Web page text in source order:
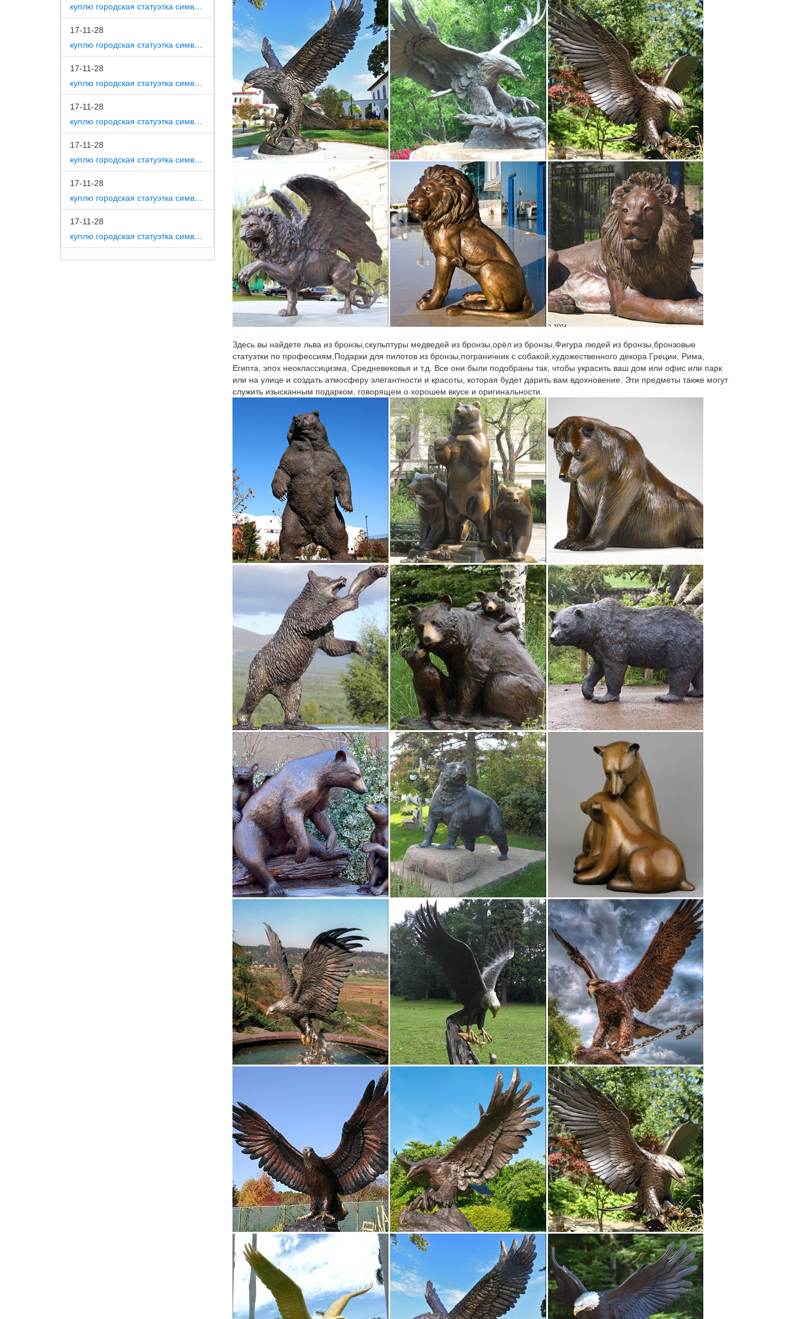
куплю городская статуэтка символ собака как вид изобразительного искусства
17-11-28
куплю городская статуэтка символ собака на постаменте
17-11-28
куплю городская статуэтка символ собака в романской скульптуре
17-11-28
куплю городская статуэтка символ собака в царском селе
17-11-28
куплю городская статуэтка символ собака в движении 7 класс
17-11-28
куплю городская статуэтка символ собака в скульптуре древней греции
17-11-28
куплю городская статуэтка символ собака в школе искусств
Купить Статуэтки и фигурки собака Pavone с доставкой на следующий день, лучшая цена на бокалы для вина Bohemia,
доставка по Москве и всей России.Производитель – Pavone. 650 руб. Фигурка символ года Собака.
Сувениры в виде статуэтки собаки в интернет-магазине…
Искусство. История. Классика.Эксклюзивные подарки » Статуэтки Собак – Символ 2018.Статуэтка Большой Йоркшир арт. 240N.
Цена: 10 950 руб. Купить. Статуэтка Бобтейл арт.
Здесь вы найдете льва из бронзы,скульптуры медведей из бронзы,орёл из бронзы,Фигура людей из бронзы,бронзовые
статуэтки по профессиям,Подарки для пилотов из бронзы,пограничник с собакой,художественного декора Греции, Рима,
Египта, эпох неоклассицизма, Средневековья и т.д. Все они были подобраны так, чтобы украсить ваш дом или офис или парк
или на улице и создать атмосферу элегантности и красоты, которая будет дарить вам вдохновение. Эти предметы также могут
служить изысканным подарком, говорящем о хорошем вкусе и оригинальности.